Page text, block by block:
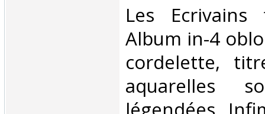
‎Les Ecrivains
Album in-4
cordelette,
aquarelles